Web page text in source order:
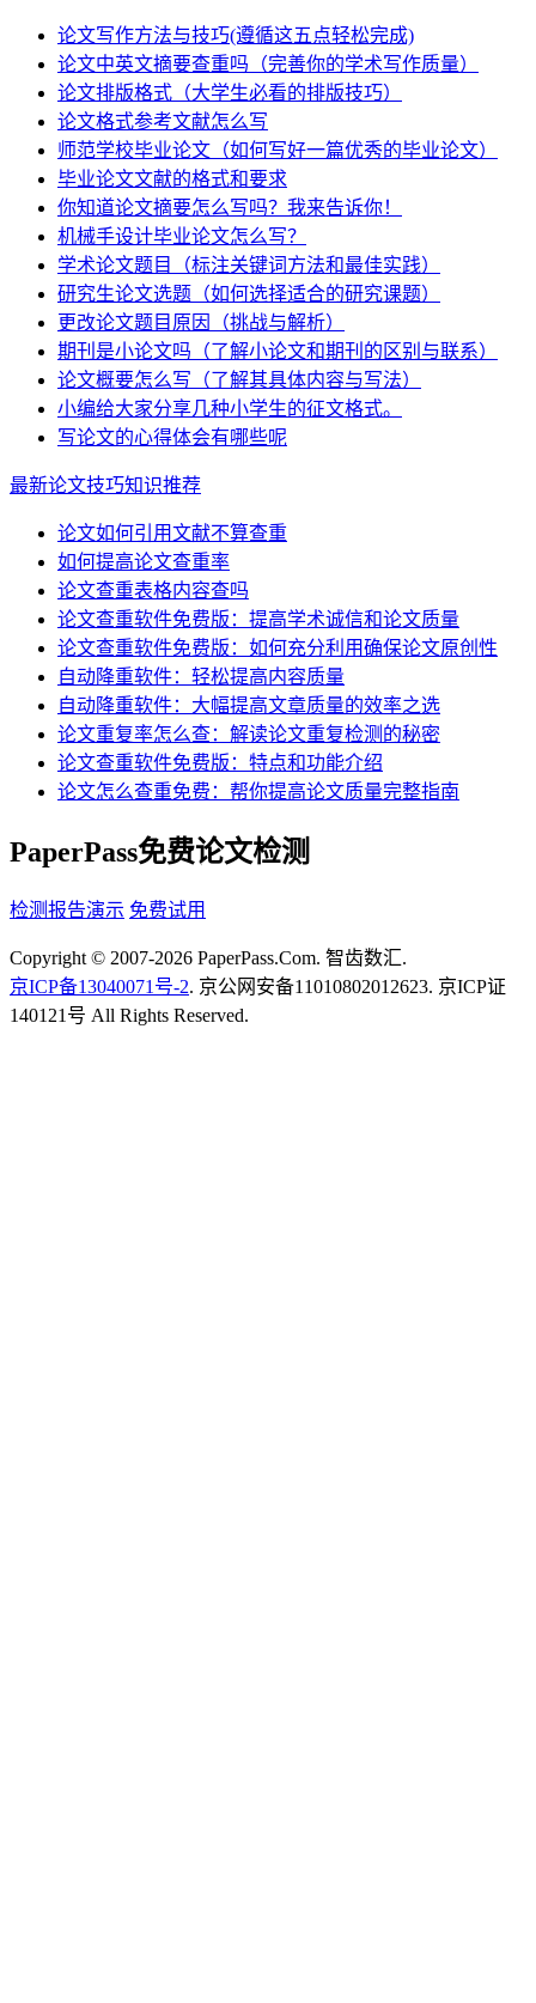
论文写作方法与技巧(遵循这五点轻松完成)
论文中英文摘要查重吗（完善你的学术写作质量）
论文排版格式（大学生必看的排版技巧）
论文格式参考文献怎么写
师范学校毕业论文（如何写好一篇优秀的毕业论文）
毕业论文文献的格式和要求
你知道论文摘要怎么写吗？我来告诉你！
机械手设计毕业论文怎么写？
学术论文题目（标注关键词方法和最佳实践）
研究生论文选题（如何选择适合的研究课题）
更改论文题目原因（挑战与解析）
期刊是小论文吗（了解小论文和期刊的区别与联系）
论文概要怎么写（了解其具体内容与写法）
小编给大家分享几种小学生的征文格式。
写论文的心得体会有哪些呢
最新论文技巧知识推荐
论文如何引用文献不算查重
如何提高论文查重率
论文查重表格内容查吗
论文查重软件免费版：提高学术诚信和论文质量
论文查重软件免费版：如何充分利用确保论文原创性
自动降重软件：轻松提高内容质量
自动降重软件：大幅提高文章质量的效率之选
论文重复率怎么查：解读论文重复检测的秘密
论文查重软件免费版：特点和功能介绍
论文怎么查重免费：帮你提高论文质量完整指南
PaperPass免费论文检测
检测报告演示 免费试用
Copyright © 2007-2026 PaperPass.Com. 智齿数汇.
京ICP备13040071号-2. 京公网安备11010802012623. 京ICP证
140121号 All Rights Reserved.